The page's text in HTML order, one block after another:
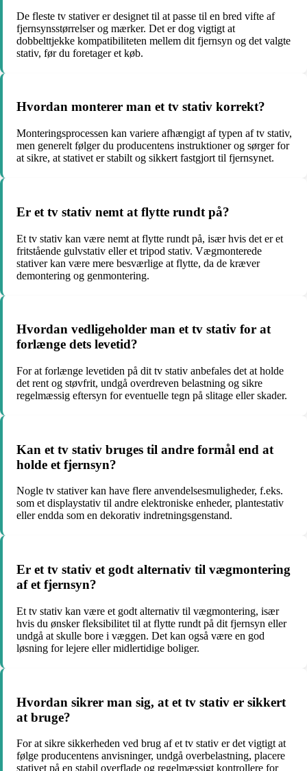
De fleste tv stativer er designet til at passe til en bred vifte af
fjernsynsstørrelser og mærker. Det er dog vigtigt at
dobbelttjekke kompatibiliteten mellem dit fjernsyn og det valgte
stativ, før du foretager et køb.
Hvordan monterer man et tv stativ korrekt?
Monteringsprocessen kan variere afhængigt af typen af tv stativ,
men generelt følger du producentens instruktioner og sørger for
at sikre, at stativet er stabilt og sikkert fastgjort til fjernsynet.
Er et tv stativ nemt at flytte rundt på?
Et tv stativ kan være nemt at flytte rundt på, især hvis det er et
fritstående gulvstativ eller et tripod stativ. Vægmonterede
stativer kan være mere besværlige at flytte, da de kræver
demontering og genmontering.
Hvordan vedligeholder man et tv stativ for at
forlænge dets levetid?
For at forlænge levetiden på dit tv stativ anbefales det at holde
det rent og støvfrit, undgå overdreven belastning og sikre
regelmæssig eftersyn for eventuelle tegn på slitage eller skader.
Kan et tv stativ bruges til andre formål end at
holde et fjernsyn?
Nogle tv stativer kan have flere anvendelsesmuligheder, f.eks.
som et displaystativ til andre elektroniske enheder, plantestativ
eller endda som en dekorativ indretningsgenstand.
Er et tv stativ et godt alternativ til vægmontering
af et fjernsyn?
Et tv stativ kan være et godt alternativ til vægmontering, især
hvis du ønsker fleksibilitet til at flytte rundt på dit fjernsyn eller
undgå at skulle bore i væggen. Det kan også være en god
løsning for lejere eller midlertidige boliger.
Hvordan sikrer man sig, at et tv stativ er sikkert
at bruge?
For at sikre sikkerheden ved brug af et tv stativ er det vigtigt at
følge producentens anvisninger, undgå overbelastning, placere
stativet på en stabil overflade og regelmæssigt kontrollere for